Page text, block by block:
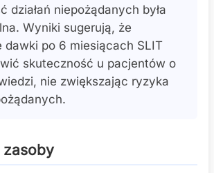
działań niepożądanych była
Wyniki sugerują, że
dawki po 6 miesiącach SLIT
skuteczność u pacjentów o
nie zwiększając ryzyka
zasoby